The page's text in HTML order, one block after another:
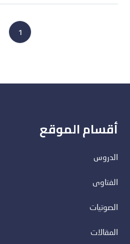
1
أقسام الموقع
الدروس
الفتاوى
الصوتيات
المقالات